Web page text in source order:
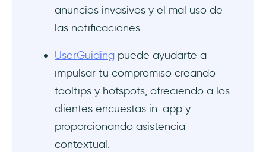
anuncios invasivos y el mal uso de
las notificaciones.
‍UserGuiding puede ayudarte a
impulsar tu compromiso creando
tooltips y hotspots, ofreciendo a los
clientes encuestas in-app y
proporcionando asistencia
contextual.